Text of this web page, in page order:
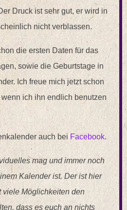
Druck ist sehr gut, er wird in
nicht verblassen.
die ersten Daten für das
sowie die Geburtstage in
Ich freue mich jetzt schon
ich ihn endlich benutzen
auch bei Facebook.
mag und immer noch
Kalender ist. Der ist hier
viele Möglichkeiten den
dass es euch an nichts